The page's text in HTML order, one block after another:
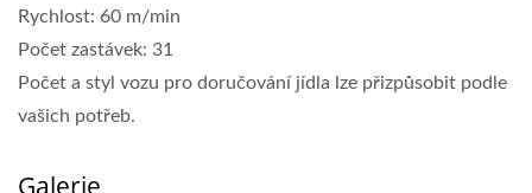
Rychlost: 60 m/min
Počet zastávek: 31
Počet a styl vozu pro doručování jídla lze přizpůsobit podle
vašich potřeb.
Galerie